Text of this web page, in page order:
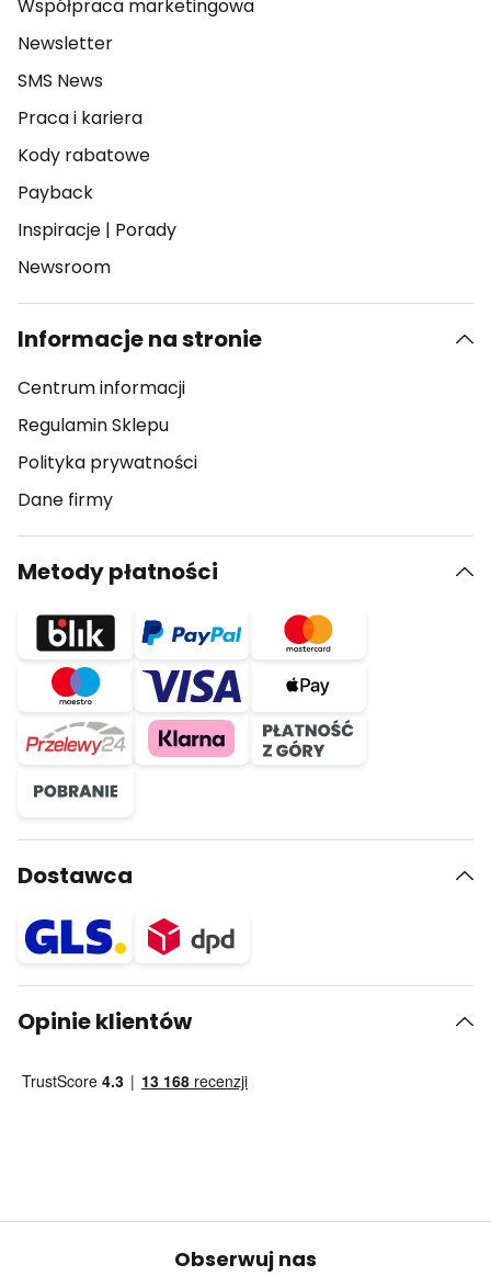
Współpraca marketingowa
Newsletter
SMS News
Praca i kariera
Kody rabatowe
Payback
Inspiracje | Porady
Newsroom
Informacje na stronie
Centrum informacji
Regulamin Sklepu
Polityka prywatności
Dane firmy
Metody płatności
Dostawca
Opinie klientów
Obserwuj nas